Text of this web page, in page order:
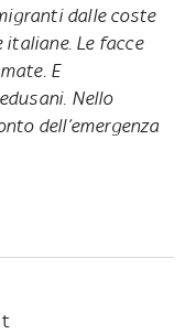
dalle coste
Le facce
E
Nello
dell’emergenza